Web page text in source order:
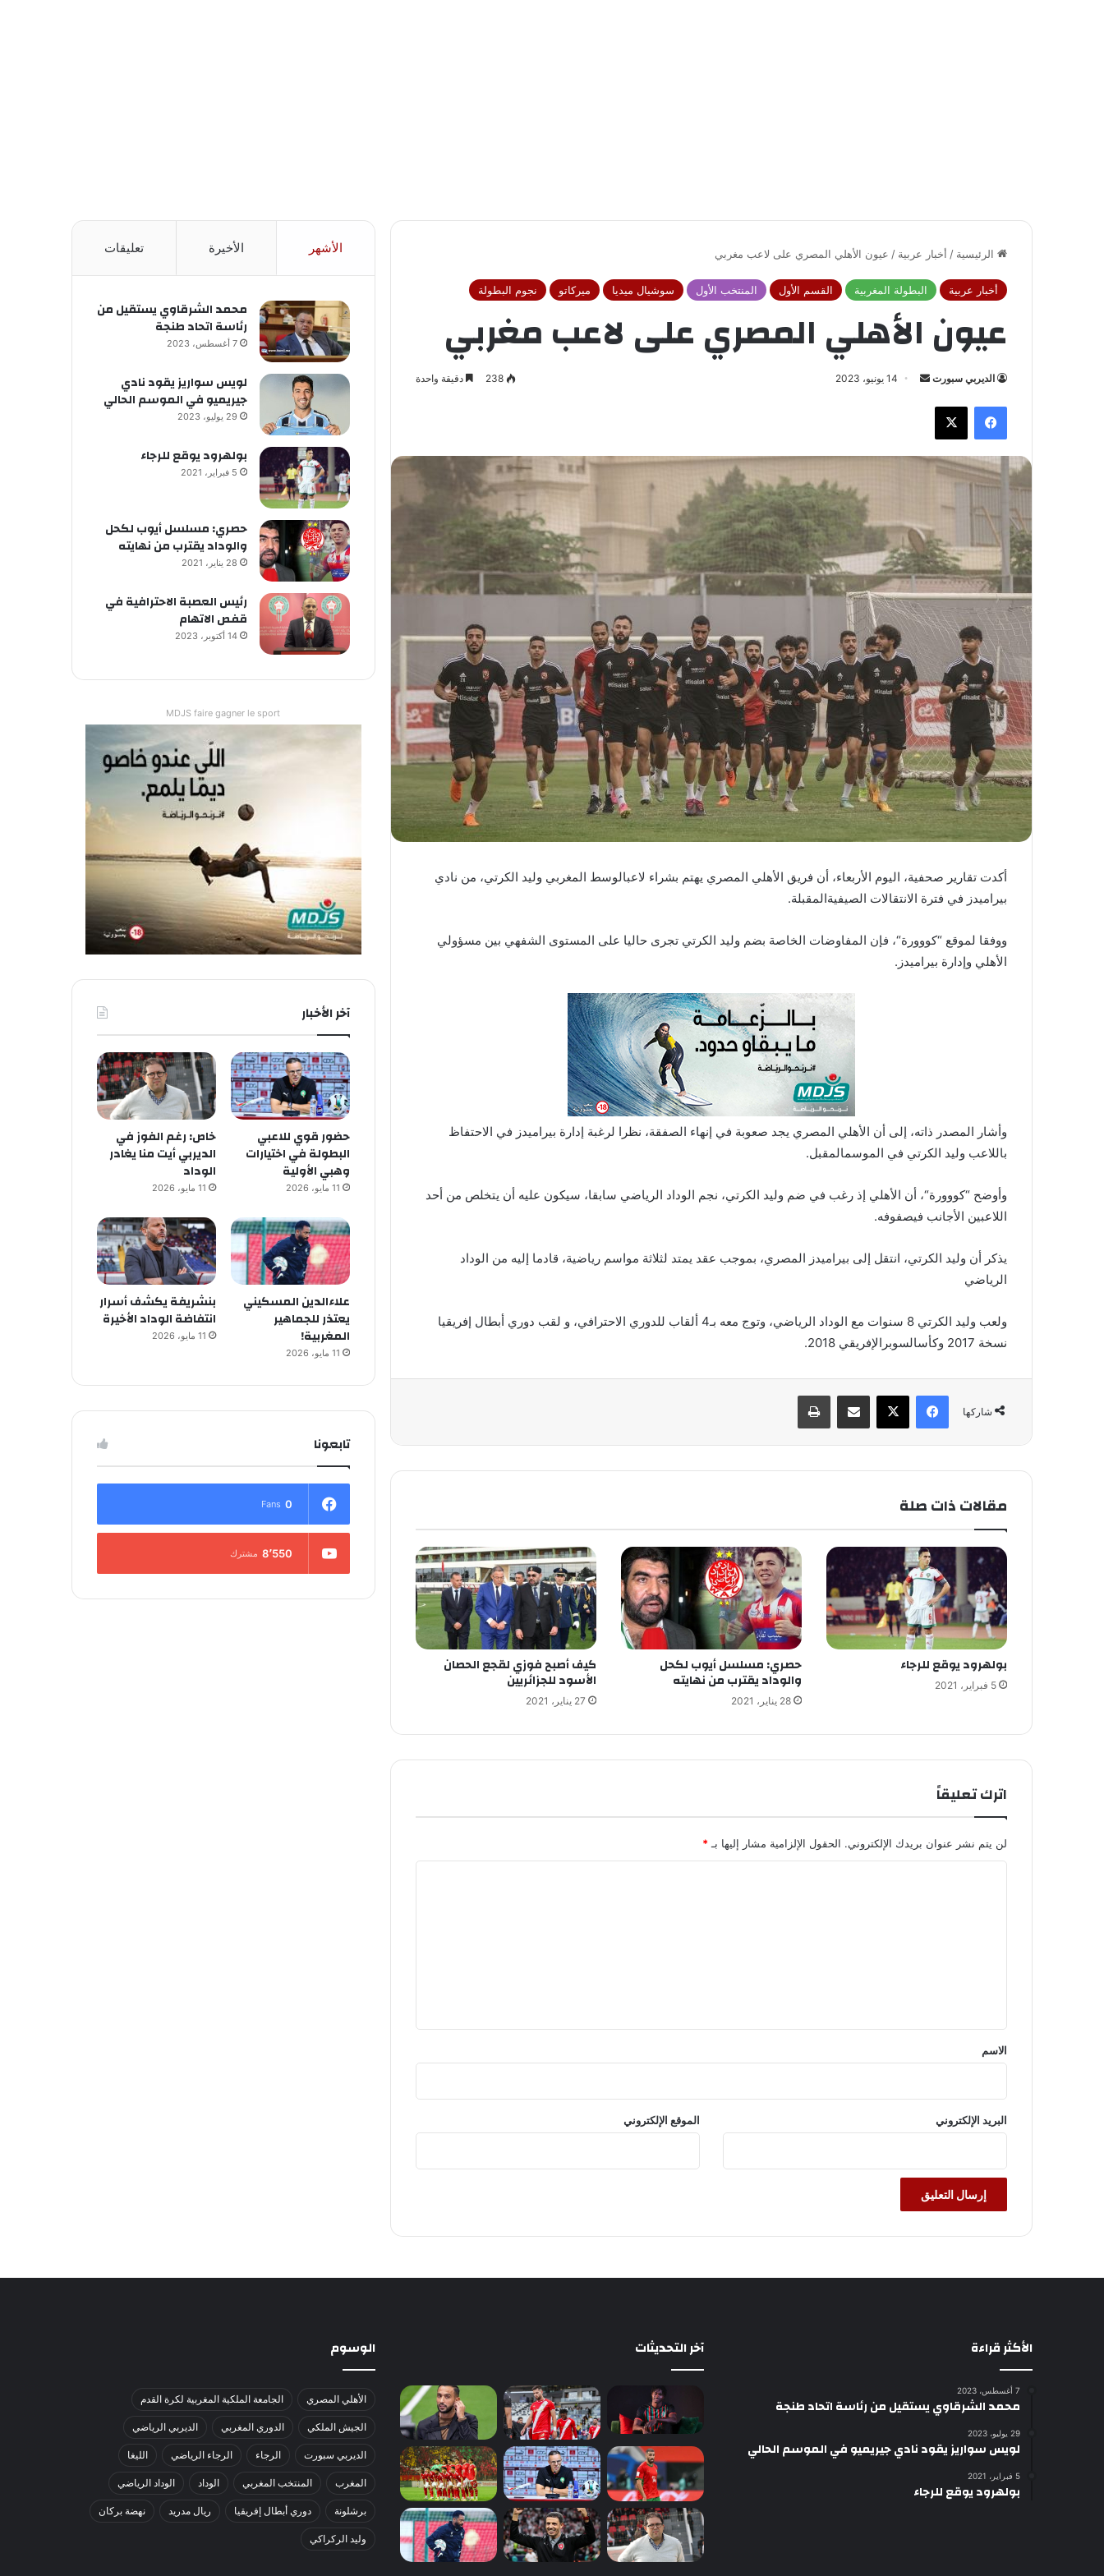
الرئيسية / أخبار عربية / عيون الأهلي المصري على لاعب مغربي
أخبار عربية البطولة المغربية القسم الأول المنتخب الأول سوشيال ميديا ميركاتو نجوم البطولة
عيون الأهلي المصري على لاعب مغربي
الديربي سبورت
ب
ا
إ
ل
ك
ت
ر
و
ن
ي
ا
14 يونيو، 2023 238 دقيقة واحدة
فيسبوك
أكدت تقارير صحفية، اليوم الأربعاء، أن فريق الأهلي المصري يهتم بشراء لاعبالوسط المغربي وليد الكرتي، من نادي
بيراميدز في فترة الانتقالات الصيفيةالمقبلة.
ووفقا لموقع “كووورة“، فإن المفاوضات الخاصة بضم وليد الكرتي تجرى حاليا على المستوى الشفهي بين مسؤولي
الأهلي وإدارة بيراميدز .
وأشار المصدر ذاته، إلى أن الأهلي المصري يجد صعوبة في إنهاء الصفقة، نظرا لرغبة إدارة بيراميدز في الاحتفاظ
باللاعب وليد الكرتي في الموسمالمقبل.
وأوضح “كووورة“، أن الأهلي إذ رغب في ضم وليد الكرتي، نجم الوداد الرياضي سابقا، سيكون عليه أن يتخلص من أحد
اللاعبين الأجانب فيصفوفه.
يذكر أن وليد الكرتي، انتقل إلى بيراميدز المصري، بموجب عقد يمتد لثلاثة مواسم رياضية، قادما إليه من الوداد
الرياضي
ولعب وليد الكرتي سنوات مع الوداد الرياضي، وتوج معه بـ4 ألقاب للدوري الاحترافي، و لقب دوري أبطال إفريقيا
نسخة
وكأسالسوبر الإفريقي
شاركها
فيسبوك
مقالات ذات صلة
بولهرود يوقع للرجاء
5 فبراير، 2021
حصري: مسلسل أيوب لكحل
والوداد يقترب من نهايته
28 يناير، 2021
كيف أصبح فوزي لقجع الحصان
الأسود للجزائريين
27 يناير، 2021
اترك تعليقاً
لن يتم نشر عنوان بريدك الإلكتروني. الحقول الإلزامية مشار إليها بـ *
*
الاسم
البريد الإلكتروني الموقع الإلكتروني
الأشهر الأخيرة تعليقات
محمد الشرقاوي يستقيل من
رئاسة اتحاد طنجة
7 أغسطس، 2023
لويس سواريز يقود نادي
جيريميو في الموسم الحالي
29 يوليو، 2023
بولهرود يوقع للرجاء
5 فبراير، 2021
حصري: مسلسل أيوب لكحل
والوداد يقترب من نهايته
28 يناير، 2021
رئيس العصبة الاحترافية في
قفص الاتهام
14 أكتوبر، 2023
MDJS faire gagner le sport
آخر الأخبار
حضور قوي للاعبي
البطولة في اختيارات
وهبي الأولية
11 مايو، 2026
خاص: رغم الفوز في
الديربي أيت منا يغادر
الوداد
11 مايو، 2026
علاءالدين المسكيني
يعتذر للجماهير
المغربية!
11 مايو، 2026
بنشريفة يكشف أسرار
انتفاضة الوداد الأخيرة
11 مايو، 2026
تابعونا
0
Fans
8٬550 مشترك
الأكثر قراءة
7 أغسطس، 2023
محمد الشرقاوي يستقيل من رئاسة اتحاد طنجة
29 يوليو، 2023
لويس سواريز يقود نادي جيريميو في الموسم الحالي
5 فبراير، 2021
بولهرود يوقع للرجاء
آخر التحديثات الوسوم
الأهلي المصري الجامعة الملكية المغربية لكرة القدم
الجيش الملكي الدوري المغربي الديربي الرياضي
الديربي سبورت الرجاء الرجاء الرياضي الليغا
المغرب المنتخب المغربي الوداد الوداد الرياضي
برشلونة دوري أبطال إفريقيا ريال مدريد نهضة بركان
وليد الركراكي